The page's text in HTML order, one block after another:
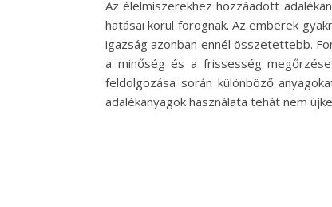
Az élelmiszerekhez hozzáadott
hatásai körül forognak. Az emberek
igazság azonban ennél összetettebb.
a minőség és a frissesség
feldolgozása során különböző
adalékanyagok használata tehát nem